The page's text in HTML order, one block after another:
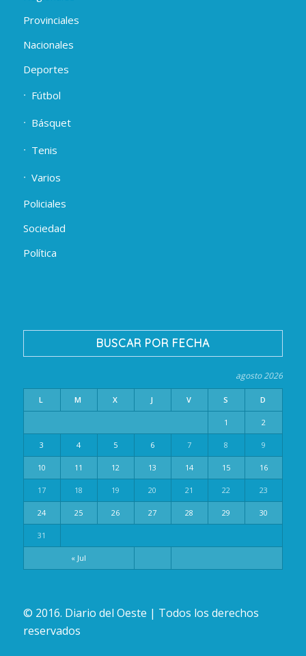
Provinciales
Nacionales
Deportes
Fútbol
Básquet
Tenis
Varios
Policiales
Sociedad
Política
BUSCAR POR FECHA
agosto 2026
L M X J V S D
« Jul
1 2
3 4 5 6 7 8 9
10 11 12 13 14 15 16
17 18 19 20 21 22 23
24 25 26 27 28 29 30
31
© 2016. Diario del Oeste | Todos los derechos
reservados